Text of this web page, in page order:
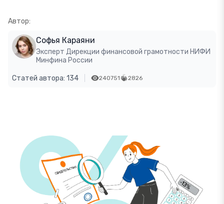
Автор:
Софья Караяни
Эксперт Дирекции финансовой грамотности НИФИ
Минфина России
Статей автора: 134 240751 2826